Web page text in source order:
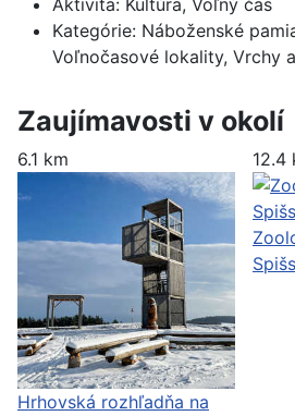
Aktivita: Kultúra, Voľný čas
Kategórie: Náboženské
Voľnočasové lokality, Vrchy
Zaujímavosti v okolí
6.1 km
Hrhovská rozhľadňa na
12.4